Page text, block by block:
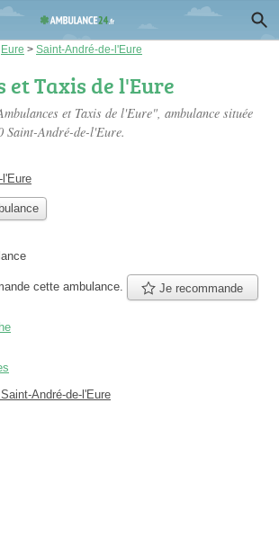
Eure > Saint-André-de-l'Eure
et Taxis de l'Eure
et Taxis de l'Eure", ambulance située
Saint-André-de-l'Eure.
l'Eure
cette ambulance. Je recommande
André-de-l'Eure